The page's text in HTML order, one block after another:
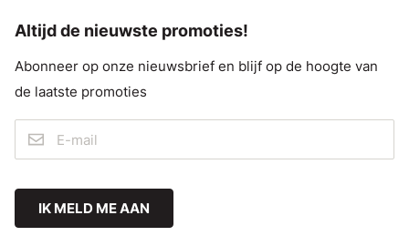
Altijd de nieuwste promoties!
Abonneer op onze nieuwsbrief en blijf op de hoogte van
de laatste promoties
IK MELD ME AAN